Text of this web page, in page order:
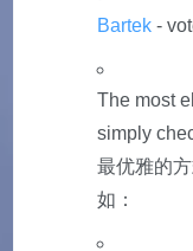
Bartek -
The most
simply
最优雅的
如：